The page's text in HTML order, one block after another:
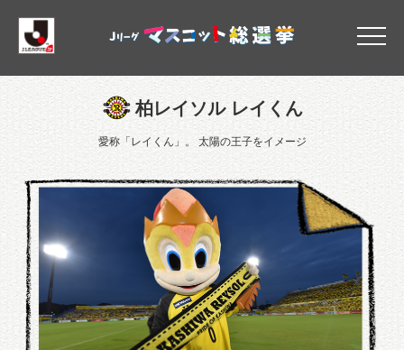
柏レイソル
柏レイソル レイくん
愛称「レイくん」。 太陽の王子をイメージ